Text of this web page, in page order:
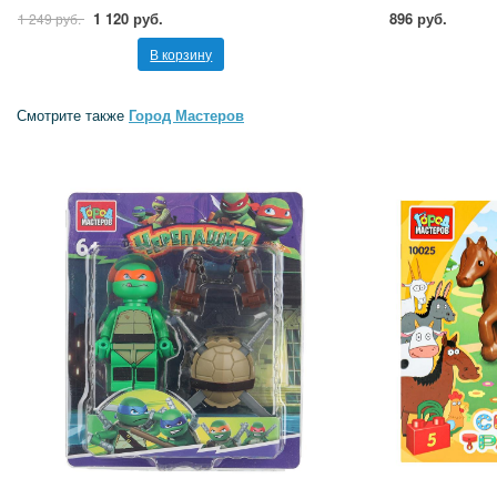
1 249 руб. 1 120 руб.
В корзину
896 руб.
Смотрите также Город Мастеров